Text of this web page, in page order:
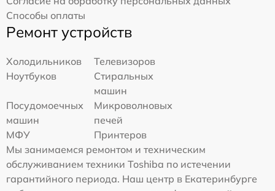
Способы оплаты
Ремонт устройств
Холодильников
Телевизоров
Ноутбуков
Стиральных
машин
Посудомоечных
машин
Микроволновых
печей
МФУ
Принтеров
Мы занимаемся ремонтом и техническим
обслуживанием техники Toshiba по истечении
гарантийного периода. Наш центр в Екатеринбурге